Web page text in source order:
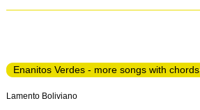
Enanitos Verdes - more songs with chords
Lamento Boliviano